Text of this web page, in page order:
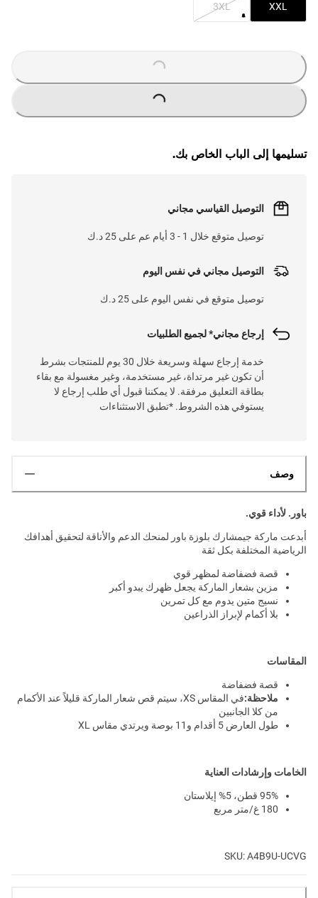
XXL
3XL
L
...
LO
A
D
IN
G
...
تسليمها إلى الباب الخاص بك.
التوصيل القياسي مجاني
توصيل متوقع خلال 1 - 3 أيام عم على 25 د.ك
التوصيل مجاني في نفس اليوم
توصيل متوقع في نفس اليوم على 25 د.ك
إرجاع مجاني* لجميع الطلبيات
خدمة إرجاع سهلة وسريعة خلال 30 يوم للمنتجات بشرط
أن تكون غير مرتداة، غير مستخدمة، وغير مغسولة مع بقاء
بطاقة التعليق مرفقة. لا يمكننا قبول أي طلب إرجاع لا
يستوفي هذه الشروط. *تطبق الاستثناءات
وصف
باور. لأداء قوي.
أبدعت ماركة جيمشارك بلوزة باور لمنحك الدعم والأناقة لتحقيق أهدافك
الرياضية المختلفة بكل ثقة
قصة فضفاضة لمظهر قوي
مزين بشعار الماركة يجعل ظهرك يبدو أكبر
نسيج متين يدوم مع كل تمرين
بلا أكمام لإبراز الذراعين
المقاسات
قصة فضفاضة
ملاحظة:
في المقاس XS، سيتم قص شعار الماركة قليلاً عند الأكمام
من كلا الجانبين
طول العارض 5 أقدام و11 بوصة ويرتدي مقاس XL
الخامات وإرشادات العناية
95% قطن، 5% إيلاستان
180 غ/متر مربع
SKU: A4B9U-UCVG